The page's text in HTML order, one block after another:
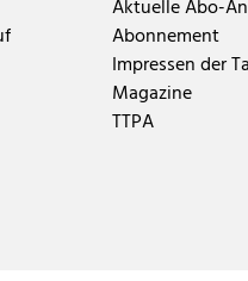
Aktuelle Abo-
Abonnement
Impressen der
Magazine
TTPA